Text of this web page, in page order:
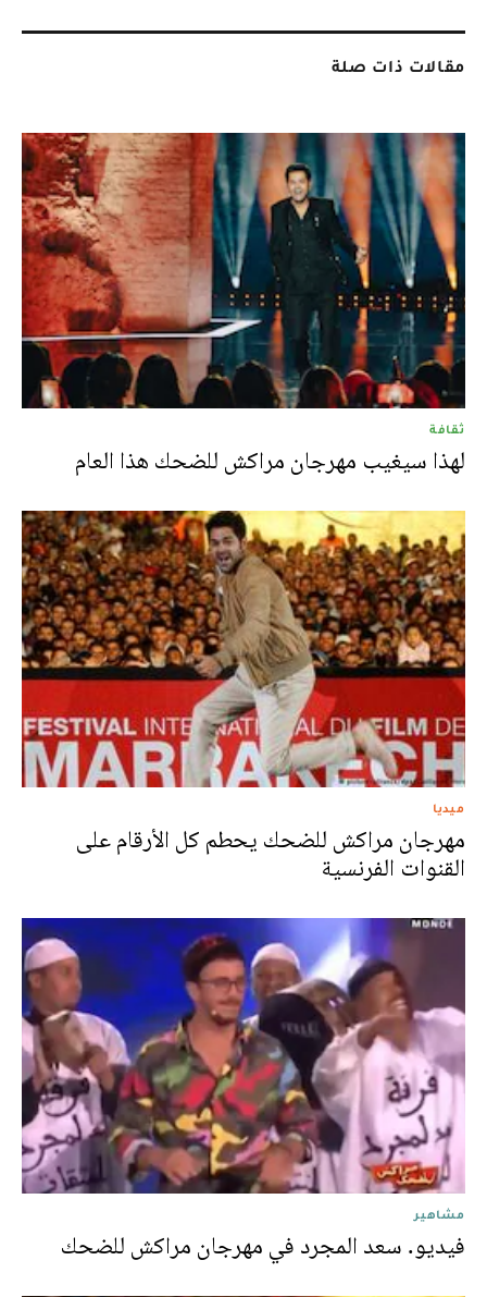
مقالات ذات صلة
ثقافة
لهذا سيغيب مهرجان مراكش للضحك هذا العام
ميديا
مهرجان مراكش للضحك يحطم كل الأرقام على
القنوات الفرنسية
مشاهير
فيديو. سعد المجرد في مهرجان مراكش للضحك